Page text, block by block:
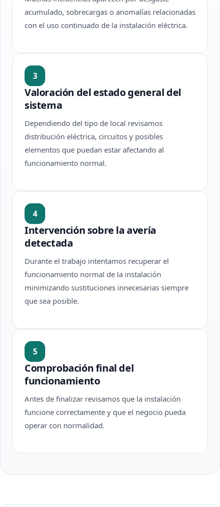
acumulado, sobrecargas o anomalías relacionadas
con el uso continuado de la instalación eléctrica.
3
Valoración del estado general del
sistema
Dependiendo del tipo de local revisamos
distribución eléctrica, circuitos y posibles
elementos que puedan estar afectando al
funcionamiento normal.
4
Intervención sobre la avería
detectada
Durante el trabajo intentamos recuperar el
funcionamiento normal de la instalación
minimizando sustituciones innecesarias siempre
que sea posible.
5
Comprobación final del
funcionamiento
Antes de finalizar revisamos que la instalación
funcione correctamente y que el negocio pueda
operar con normalidad.